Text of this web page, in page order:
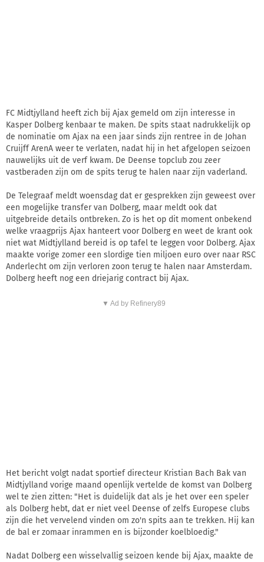
FC Midtjylland heeft zich bij Ajax gemeld om zijn interesse in
Kasper Dolberg kenbaar te maken. De spits staat nadrukkelijk op
de nominatie om Ajax na een jaar sinds zijn rentree in de Johan
Cruijff ArenA weer te verlaten, nadat hij in het afgelopen seizoen
nauwelijks uit de verf kwam. De Deense topclub zou zeer
vastberaden zijn om de spits terug te halen naar zijn vaderland.
De Telegraaf meldt woensdag dat er gesprekken zijn geweest over
een mogelijke transfer van Dolberg, maar meldt ook dat
uitgebreide details ontbreken. Zo is het op dit moment onbekend
welke vraagprijs Ajax hanteert voor Dolberg en weet de krant ook
niet wat Midtjylland bereid is op tafel te leggen voor Dolberg. Ajax
maakte vorige zomer een slordige tien miljoen euro over naar RSC
Anderlecht om zijn verloren zoon terug te halen naar Amsterdam.
Dolberg heeft nog een driejarig contract bij Ajax.
▼ Ad by Refinery89
Het bericht volgt nadat sportief directeur Kristian Bach Bak van
Midtjylland vorige maand openlijk vertelde de komst van Dolberg
wel te zien zitten: "Het is duidelijk dat als je het over een speler
als Dolberg hebt, dat er niet veel Deense of zelfs Europese clubs
zijn die het vervelend vinden om zo'n spits aan te trekken. Hij kan
de bal er zomaar inrammen en is bijzonder koelbloedig."
Nadat Dolberg een wisselvallig seizoen kende bij Ajax, maakte de